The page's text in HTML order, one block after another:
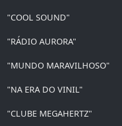
"COOL SOUND"
"RÁDIO AURORA"
"MUNDO MARAVILHOSO"
"NA ERA DO VINIL"
"CLUBE MEGAHERTZ"